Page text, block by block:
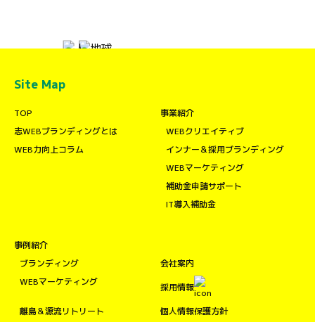
Site Map
TOP
志WEBブランディングとは
WEB力向上コラム
事業紹介
WEBクリエイティブ
インナー＆採用ブランディング
WEBマーケティング
補助金申請サポート
IT導入補助金
事例紹介
ブランディング
WEBマーケティング
離島＆源流リトリート
会社案内
採用情報
個人情報保護方針